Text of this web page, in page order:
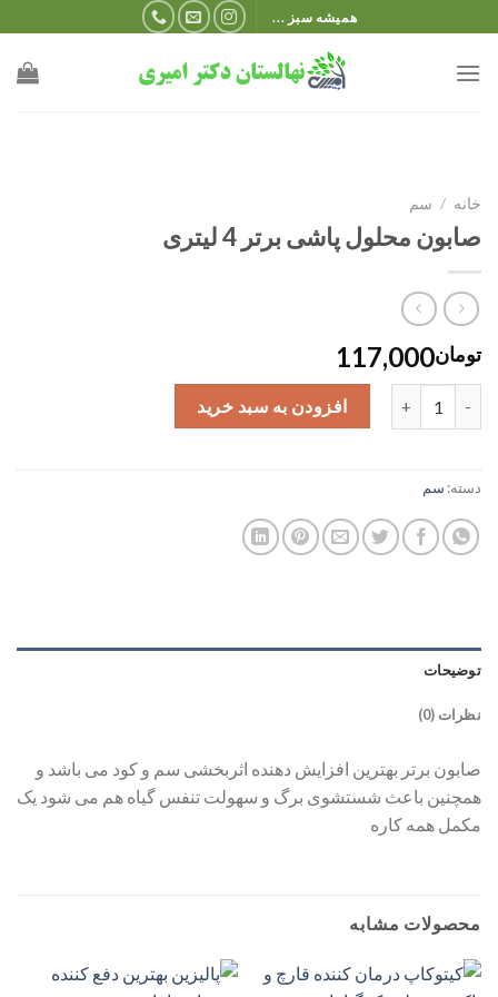
to
content
همیشه سبز ...
خانه / سم
صابون محلول پاشی برتر 4 لیتری
تومان117,000
صابون محلول پاشی برتر 4 لیتری عددافزودن به سبد خرید
دسته: سم
توضیحات
نظرات (0)
صابون برتر بهترین افزایش دهنده اثربخشی سم و کود می باشد و
همچنین باعث شستشوی برگ و سهولت تنفس گیاه هم می شود یک
مکمل همه کاره
محصولات مشابه